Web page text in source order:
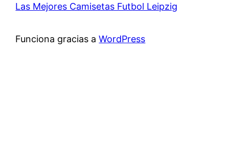
Las Mejores Camisetas Futbol Leipzig
Funciona gracias aWordPress